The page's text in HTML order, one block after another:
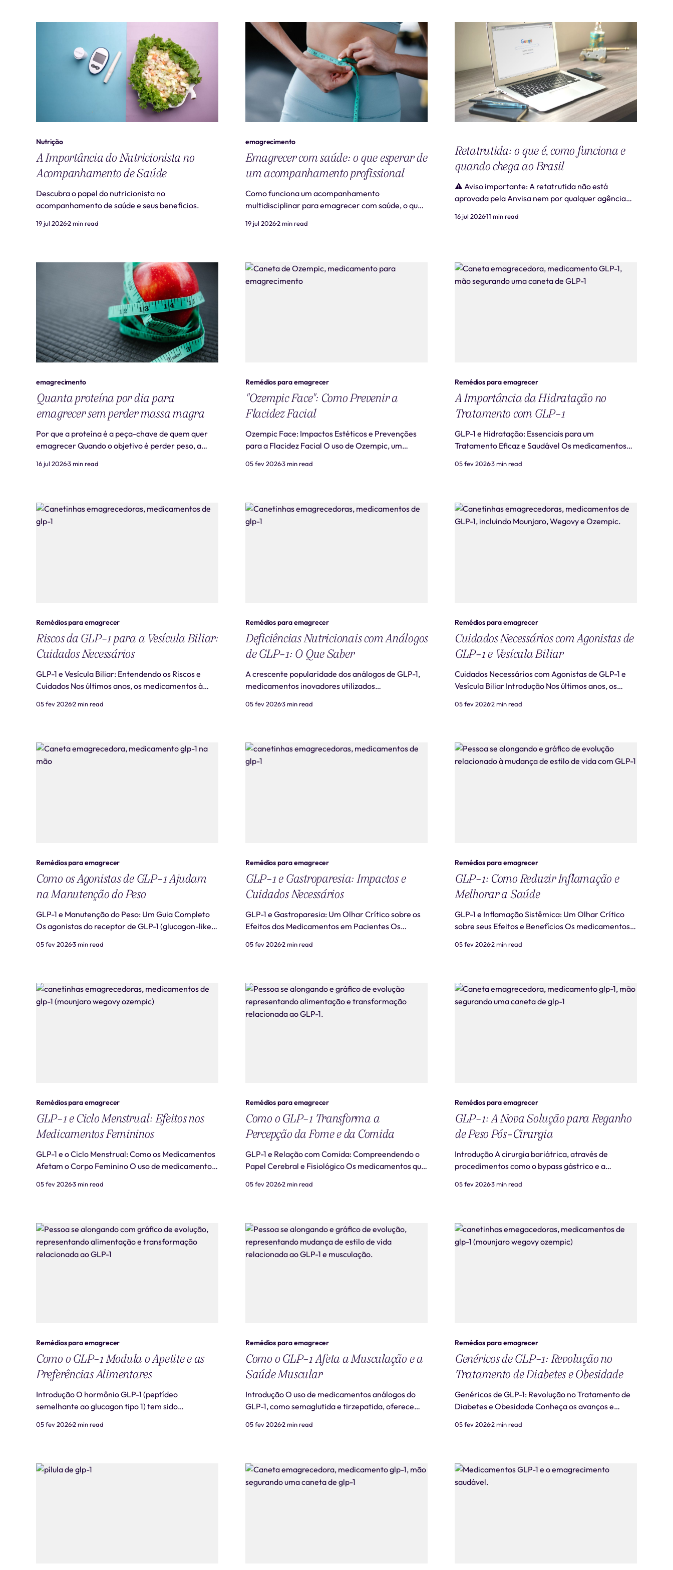
Nutrição
A Importância do Nutricionista no
Acompanhamento de Saúde
Descubra o papel do nutricionista no
acompanhamento de saúde e seus benefícios.
19 jul 20262 min read
emagrecimento
Emagrecer com saúde: o que esperar de
um acompanhamento profissional
Como funciona um acompanhamento
multidisciplinar para emagrecer com saúde, o que
profissional.
19 jul 20262 min read
Retatrutida: o que é, como funciona e
quando chega ao Brasil
⚠️ Aviso importante: A retatrutida não está
aprovada pela Anvisa nem por qualquer agência
como "retatrutida" fora de estudos clínicos
Revisão médica: Este conteúdo
16 jul 202611 min read
emagrecimento
Quanta proteína por dia para
emagrecer sem perder massa magra
Por que a proteína é a peça-chave de quem quer
emagrecer Quando o objetivo é perder peso, a
esquece de um detalhe que faz toda a diferença no
16 jul 20263 min read
Remédios para emagrecer
"Ozempic Face": Como Prevenir a
Flacidez Facial
Ozempic Face: Impactos Estéticos e Prevenções
para a Flacidez Facial O uso de Ozempic, um
tratar diabetes tipo 2, frequentemente resulta em
Ozempic Face. Este term
05 fev 20263 min read
Remédios para emagrecer
A Importância da Hidratação no
Tratamento com GLP-1
GLP-1 e Hidratação: Essenciais para um
Tratamento Eficaz e Saudável Os medicamentos
Saxenda, entre outros, são considerados uma
entanto, o uso desses medicamen
05 fev 20263 min read
Remédios para emagrecer
Riscos da GLP-1 para a Vesícula Biliar:
Cuidados Necessários
GLP-1 e Vesícula Biliar: Entendendo os Riscos e
Cuidados Nos últimos anos, os medicamentos à
destaque não apenas no tratamento do diabetes
ao uso desses med
05 fev 20262 min read
Remédios para emagrecer
Deficiências Nutricionais com Análogos
de GLP-1: O Que Saber
A crescente popularidade dos análogos de GLP-1,
medicamentos inovadores utilizados
tratamento de condições como diabetes tipo 2,
associadas a esses tratamentos. Este artig
05 fev 20263 min read
Remédios para emagrecer
Cuidados Necessários com Agonistas de
GLP-1 e Vesícula Biliar
Cuidados Necessários com Agonistas de GLP-1 e
Vesícula Biliar Introdução Nos últimos anos, os
ganharam popularidade como tratamentos
uma associação en
05 fev 20262 min read
Remédios para emagrecer
Como os Agonistas de GLP-1 Ajudam
na Manutenção do Peso
GLP-1 e Manutenção do Peso: Um Guia Completo
Os agonistas do receptor de GLP-1 (glucagon-like
promissora no tratamento para perda de peso. No
do peso após a sua inter
05 fev 20263 min read
Remédios para emagrecer
GLP-1 e Gastroparesia: Impactos e
Cuidados Necessários
GLP-1 e Gastroparesia: Um Olhar Crítico sobre os
Efeitos dos Medicamentos em Pacientes Os
e Wegovy, são conhecidos por retardar o
entanto, essa mesma carac
05 fev 20262 min read
Remédios para emagrecer
GLP-1: Como Reduzir Inflamação e
Melhorar a Saúde
GLP-1 e Inflamação Sistêmica: Um Olhar Crítico
sobre seus Efeitos e Benefícios Os medicamentos
diabetes, particularmente os agonistas de GLP-1,
mas também por seus
05 fev 20262 min read
Remédios para emagrecer
GLP-1 e Ciclo Menstrual: Efeitos nos
Medicamentos Femininos
GLP-1 e o Ciclo Menstrual: Como os Medicamentos
Afetam o Corpo Feminino O uso de medicamentos
perda de peso, tem sido associado a relatos de
mas também levantam
05 fev 20263 min read
Remédios para emagrecer
Como o GLP-1 Transforma a
Percepção da Fome e da Comida
GLP-1 e Relação com Comida: Compreendendo o
Papel Cerebral e Fisiológico Os medicamentos que
emergido como uma das soluções mais
percebemos a fome e o prazer associ
05 fev 20262 min read
Remédios para emagrecer
GLP-1: A Nova Solução para Reganho
de Peso Pós-Cirurgia
Introdução A cirurgia bariátrica, através de
procedimentos como o bypass gástrico e a
obesidade severa e suas comorbidades. Um dos
semelhante ao glucagon-1),
05 fev 20263 min read
Remédios para emagrecer
Como o GLP-1 Modula o Apetite e as
Preferências Alimentares
Introdução O hormônio GLP-1 (peptídeo
semelhante ao glucagon tipo 1) tem sido
medicamentos para tratar obesidade e diabetes.
uma área fascinante da ciência médica. Este artigo
05 fev 20262 min read
Remédios para emagrecer
Como o GLP-1 Afeta a Musculação e a
Saúde Muscular
Introdução O uso de medicamentos análogos do
GLP-1, como semaglutida e tirzepatida, oferece
obesidade e controle de peso. Contudo, uma das
muscular durante o processo de pe
05 fev 20262 min read
Remédios para emagrecer
Genéricos de GLP-1: Revolução no
Tratamento de Diabetes e Obesidade
Genéricos de GLP-1: Revolução no Tratamento de
Diabetes e Obesidade Conheça os avanços e
Brasil. Lançamento dos Genéricos no Brasil No
nacionais da liraglut
05 fev 20262 min read